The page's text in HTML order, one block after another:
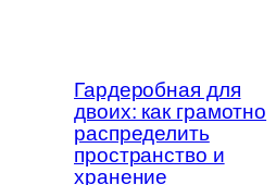
Гардеробная для
двоих: как грамотно
распределить
пространство и
хранение